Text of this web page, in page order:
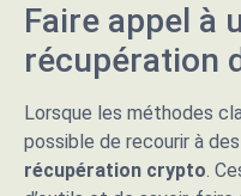
Faire appel à
récupération
Lorsque les méthodes
possible de recourir à des
récupération crypto.